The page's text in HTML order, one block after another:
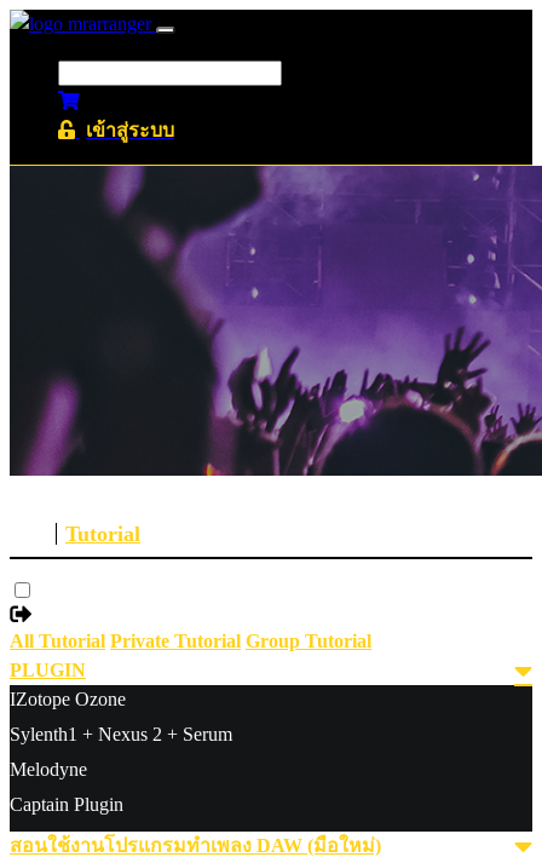
เข้าสู่ระบบ
Tutorial
All Tutorial Private Tutorial Group Tutorial
PLUGIN
IZotope Ozone
Sylenth1 + Nexus 2 + Serum
Melodyne
Captain Plugin
สอนใช้งานโปรแกรมทำเพลง DAW (มือใหม่)